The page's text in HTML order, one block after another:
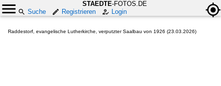
STAEDTE-FOTOS.DE
Suche
Registrieren Login
Raddestorf, evangelische Lutherkirche, verputzter Saalbau von 1926 (23.03.2026)